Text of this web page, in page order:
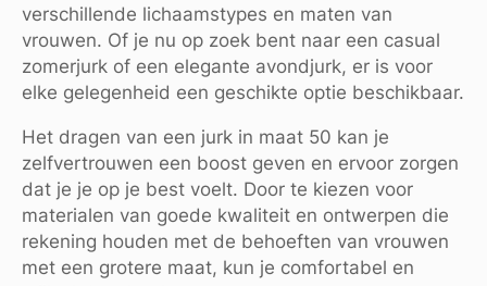
verschillende lichaamstypes en maten van
vrouwen. Of je nu op zoek bent naar een casual
zomerjurk of een elegante avondjurk, er is voor
elke gelegenheid een geschikte optie beschikbaar.
Het dragen van een jurk in maat 50 kan je
zelfvertrouwen een boost geven en ervoor zorgen
dat je je op je best voelt. Door te kiezen voor
materialen van goede kwaliteit en ontwerpen die
rekening houden met de behoeften van vrouwen
met een grotere maat, kun je comfortabel en